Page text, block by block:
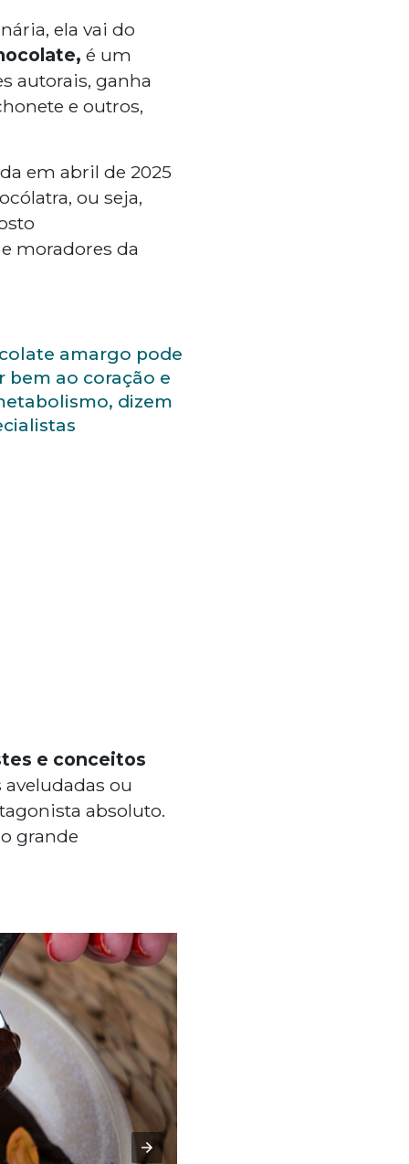
ela vai do
é um
autorais, ganha
e outros,
em abril de 2025
ou seja,
moradores da
amargo pode
bem ao coração e
dizem
e conceitos
ou
absoluto.
grande